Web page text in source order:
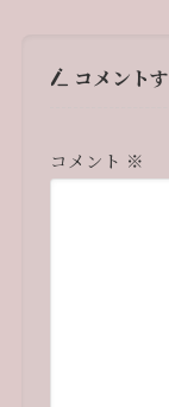
コメント
コメント ※